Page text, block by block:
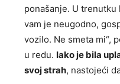
ponašanje. U trenutku
vam je neugodno,
vozilo. Ne smeta mi“,
u redu. Iako je bila
svoj strah, nastojeći